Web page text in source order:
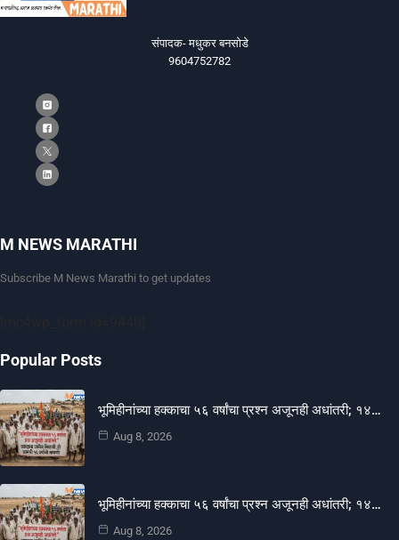
संपादक- मधुकर बनसोडे
9604752782
M NEWS MARATHI
Subscribe M News Marathi to get updates
Popular Posts
भूमिहीनांच्या हक्काचा ५६ वर्षांचा प्रश्न अजूनही अधांतरी; १४…
Aug 8, 2026
भूमिहीनांच्या हक्काचा ५६ वर्षांचा प्रश्न अजूनही अधांतरी; १४…
Aug 8, 2026